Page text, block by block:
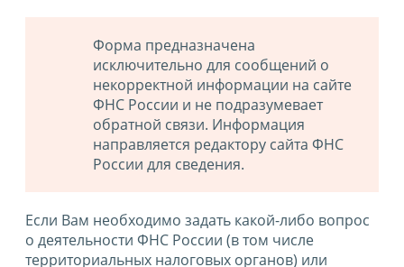
Форма предназначена
исключительно для сообщений о
некорректной информации на сайте
ФНС России и не подразумевает
обратной связи. Информация
направляется редактору сайта ФНС
России для сведения.
Если Вам необходимо задать какой-либо вопрос
о деятельности ФНС России (в том числе
территориальных налоговых органов) или